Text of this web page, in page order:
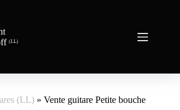
(LL)
(LL) » Vente guitare Petite bouche